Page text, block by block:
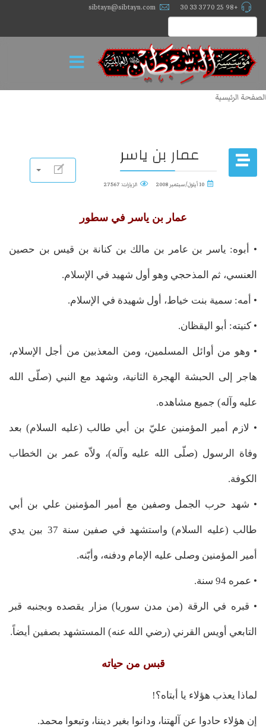
+98 25 3770 33 30
sibtayn@sibtayn.com
الصفحة الرئيسية
عمار بن ياسر
10 أيلول/سبتمبر 2008 الزيارات: 27567
عمار بن ياسر في سطور
• أبوه: ياسر بن عامر بن مالك بن كنانة بن قيس بن حصين
العنسي، ثم المذحجي وهو أول شهيد في الإسلام.
• أمه: سمية بنت خياط، أول شهيدة في الإسلام.
• كنيته: أبو اليقظان.
• وهو من أوائل المسلمين، ومن المعذبين من أجل الإسلام،
هاجر إلى الحبشة الهجرة الثانية، وشهد مع النبي (صلّى الله
عليه وآله) جميع مشاهده.
• لازم أمير المؤمنين عليّ بن أبي طالب (عليه السلام) بعد
وفاة الرسول (صلّى الله عليه وآله)، ولاّه عمر بن الخطاب
الكوفة.
• شهد حرب الجمل وصفين مع أمير المؤمنين علي بن أبي
طالب (عليه السلام) واستشهد في صفين سنة 37 بين يدي
أمير المؤمنين وصلى عليه الإمام ودفنه، وأبّنه.
• عمره 94 سنة.
• قبره في الرقة (من مدن سوريا) مزار يقصده وبجنبه قبر
التابعي أويس القرني (رضي الله عنه) المستشهد بصفين أيضاً.
قبس من حياته
لماذا يعذب هؤلاء يا أبتاه؟!
إن هؤلاء حادوا عن آلهتنا، ودانوا بغير ديننا، وتبعوا محمد.